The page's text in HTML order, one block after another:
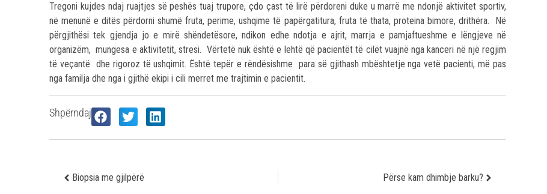
Tregoni kujdes ndaj ruajtjes së peshës tuaj trupore, çdo çast të lirë përdoreni duke u marrë me ndonjë aktivitet sportiv,
në menunë e ditës përdorni shumë fruta, perime, ushqime të papërgatitura, fruta të thata, proteina bimore, drithëra. Në
përgjithësi tek gjendja jo e mirë shëndetësore, ndikon edhe ndotja e ajrit, marrja e pamjaftueshme e lëngjeve në
organizëm, mungesa e aktivitetit, stresi. Vërtetë nuk është e lehtë që pacientët të cilët vuajnë nga kanceri në një regjim
të veçantë dhe rigoroz të ushqimit. Është tepër e rëndësishme para së gjithash mbështetje nga vetë pacienti, më pas
nga familja dhe nga i gjithë ekipi i cili merret me trajtimin e pacientit.
Shpërndaj
Biopsia me gjilpërë Përse kam dhimbje barku?